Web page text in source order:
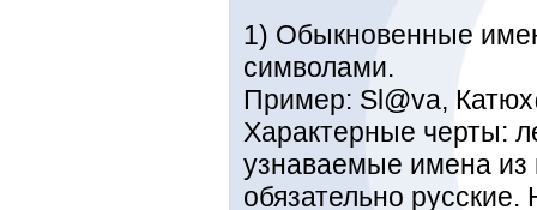
1) Обыкновенные
символами.
Пример: Sl@va,
Характерные черты:
узнаваемые имена
обязательно